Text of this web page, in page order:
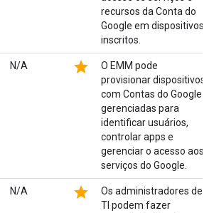
recursos da Conta do
Google em dispositivos
inscritos.
N/A star
O EMM pode
provisionar dispositivos
com Contas do Google
gerenciadas para
identificar usuários,
controlar apps e
gerenciar o acesso aos
serviços do Google.
N/A star
Os administradores de
TI podem fazer